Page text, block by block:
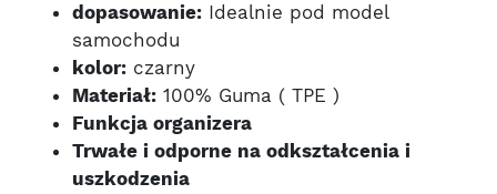
dopasowanie: Idealnie pod model
samochodu
kolor: czarny
Materiał: 100% Guma ( TPE )
Funkcja organizera
Trwałe i odporne na odkształcenia i
uszkodzenia